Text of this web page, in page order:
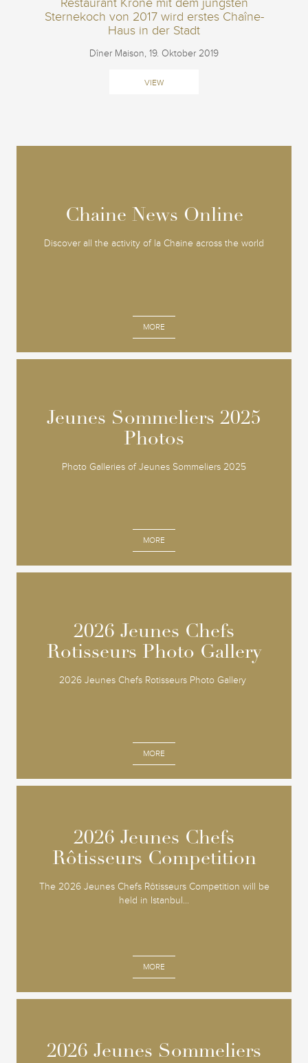
Restaurant Krone mit dem jüngsten
Sternekoch von 2017 wird erstes Chaîne-
Haus in der Stadt
Dîner Maison, 19. Oktober 2019
VIEW
Chaine News Online
Discover all the activity of la Chaine across the world
MORE
Chaine News Online
Jeunes Sommeliers 2025
Photos
Photo Galleries of Jeunes Sommeliers 2025
MORE
Jeunes Sommeliers 2025
Photos
2026 Jeunes Chefs
Rotisseurs Photo Gallery
2026 Jeunes Chefs Rotisseurs Photo Gallery
MORE
2026 Jeunes Chefs
Rotisseurs Photo Gallery
2026 Jeunes Chefs
Rôtisseurs Competition
The 2026 Jeunes Chefs Rôtisseurs Competition will be
held in Istanbul...
MORE
2026 Jeunes Chefs
Rôtisseurs Competition
2026 Jeunes Sommeliers
2026 Jeunes Sommeliers